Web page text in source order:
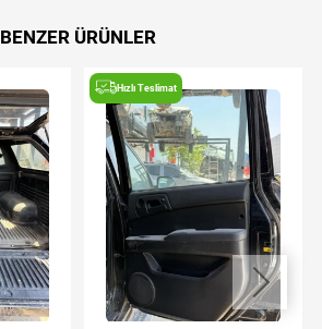
BENZER ÜRÜNLER
Hızlı Teslimat